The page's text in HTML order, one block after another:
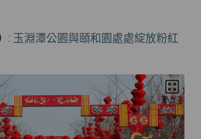
: 玉淵潭公園與頤和園處處綻放粉紅